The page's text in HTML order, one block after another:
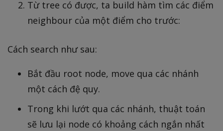
Từ tree có được, ta build hàm tìm các điểm
neighbour của một điểm cho trước:
Cách search như sau:
Bắt đầu root node, move qua các nhánh
một cách đệ quy.
Trong khi lướt qua các nhánh, thuật toán
sẽ lưu lại node có khoảng cách ngắn nhất